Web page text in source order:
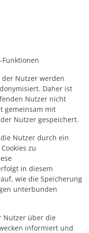
der Nutzer werden
Daher ist
Nutzer nicht
gemeinsam mit
Nutzer gespeichert.
Nutzer durch ein
zu
in diesem
wie die Speicherung
unterbunden
Nutzer über die
informiert und